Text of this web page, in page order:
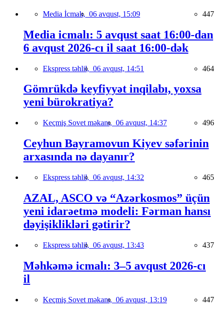
Media İcmalı, 06 avqust, 15:09 447
Media icmalı: 5 avqust saat 16:00-dan
6 avqust 2026-cı il saat 16:00-dək
Ekspress təhlil, 06 avqust, 14:51 464
Gömrükdə keyfiyyət inqilabı, yoxsa
yeni bürokratiya?
Keçmiş Sovet məkanı, 06 avqust, 14:37 496
Ceyhun Bayramovun Kiyev səfərinin
arxasında nə dayanır?
Ekspress təhlil, 06 avqust, 14:32 465
AZAL, ASCO və “Azərkosmos” üçün
yeni idarəetmə modeli: Fərman hansı
dəyişiklikləri gətirir?
Ekspress təhlil, 06 avqust, 13:43 437
Məhkəmə icmalı: 3–5 avqust 2026-cı
il
Keçmiş Sovet məkanı, 06 avqust, 13:19 447